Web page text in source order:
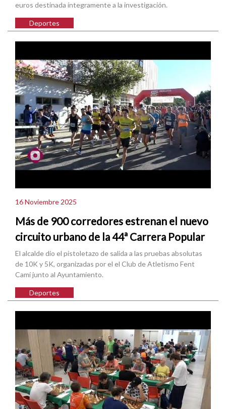
euros destinada íntegramente a la investigación.
Deportes
16 Noviembre 2025
Más de 900 corredores estrenan el nuevo
circuito urbano de la 44ª Carrera Popular
El alcalde dio el pistoletazo de salida a las pruebas absolutas
de 10K y 5K, organizadas por el el Club de Atletismo Fent
Camí junto al Ayuntamiento.
Deportes